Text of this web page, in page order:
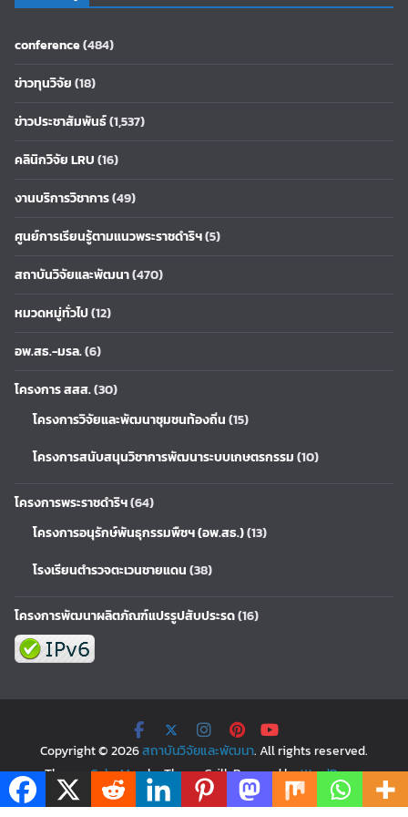
conference(484)
ข่าวทุนวิจัย(18)
ข่าวประชาสัมพันธ์(1,537)
คลินิกวิจัย LRU(16)
งานบริการวิชาการ(49)
ศูนย์การเรียนรู้ตามแนวพระราชดำริฯ(5)
สถาบันวิจัยและพัฒนา(470)
หมวดหมู่ทั่วไป(12)
อพ.สธ.-มรล.(6)
โครงการ สสส.(30)
โครงการวิจัยและพัฒนาชุมชนท้องถิ่น(15)
โครงการสนับสนุนวิชาการพัฒนาระบบเกษตรกรรม(10)
โครงการพระราชดำริฯ(64)
โครงการอนุรักษ์พันธุกรรมพืชฯ (อพ.สธ.)(13)
โรงเรียนตำรวจตะเวนชายแดน(38)
โครงการพัฒนาผลิตภัณฑ์แปรรูปสับประรด(16)
Copyright © 2026สถาบันวิจัยและพัฒนา. All rights reserved.
Theme: ColorMagby ThemeGrill. Powered byWordPress.